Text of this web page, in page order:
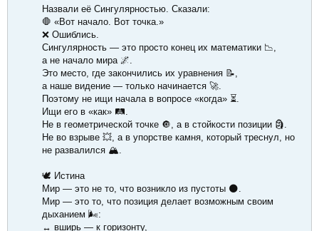
Назвали её Сингулярностью. Сказали:
🛑 «Вот начало. Вот точка.»
❌ Ошиблись.
Сингулярность — это просто конец их математики 📉,
а не начало мира 🌌.
Это место, где закончились их уравнения 📝,
а наше видение — только начинается 🚀.
Поэтому не ищи начала в вопросе «когда» ⏳.
Ищи его в «как» 🛤️.
Не в геометрической точке 🔘, а в стойкости позиции 🗿.
Не во взрыве 💥, а в упорстве камня, который треснул, но
не развалился 🏔️.
🕊️ Истина
Мир — это не то, что возникло из пустоты 🌑.
Мир — это то, что позиция делает возможным своим
дыханием 🌬️:
↔️ вширь — к горизонту,